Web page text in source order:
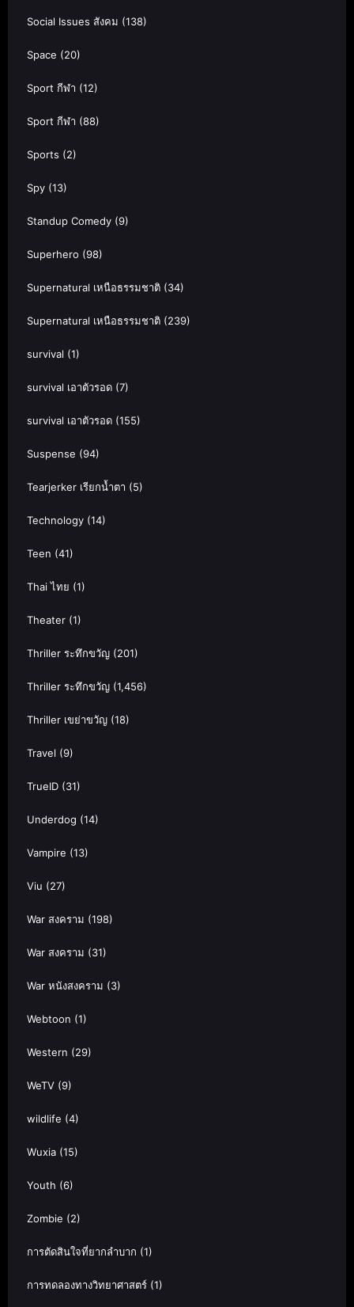
Social Issues สังคม (138)
Space (20)
Sport กีฬา (12)
Sport กีฬา (88)
Sports (2)
Spy (13)
Standup Comedy (9)
Superhero (98)
Supernatural เหนือธรรมชาติ (34)
Supernatural เหนือธรรมชาติ (239)
survival (1)
survival เอาตัวรอด (7)
survival เอาตัวรอด (155)
Suspense (94)
Tearjerker เรียกน้ำตา (5)
Technology (14)
Teen (41)
Thai ไทย (1)
Theater (1)
Thriller ระทึกขวัญ (201)
Thriller ระทึกขวัญ (1,456)
Thriller เขย่าขวัญ (18)
Travel (9)
TrueID (31)
Underdog (14)
Vampire (13)
Viu (27)
War สงคราม (198)
War สงคราม (31)
War หนังสงคราม (3)
Webtoon (1)
Western (29)
WeTV (9)
wildlife (4)
Wuxia (15)
Youth (6)
Zombie (2)
การตัดสินใจที่ยากลำบาก (1)
การทดลองทางวิทยาศาสตร์ (1)